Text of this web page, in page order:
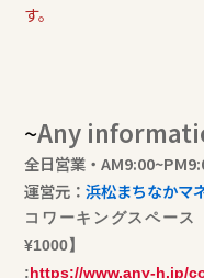
す。
~Any
全日営業・
運営元：浜松まちなかマ
コワーキングスペース
¥1000】
:https://www.any-h.jp/